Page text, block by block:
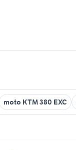
moto KTM 380 EXC